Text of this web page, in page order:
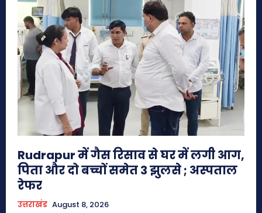
Rudrapur में गैस रिसाव से घर में लगी आग,
पिता और दो बच्चों समेत 3 झुलसे ; अस्पताल
रेफर
उत्तराखंड August 8, 2026